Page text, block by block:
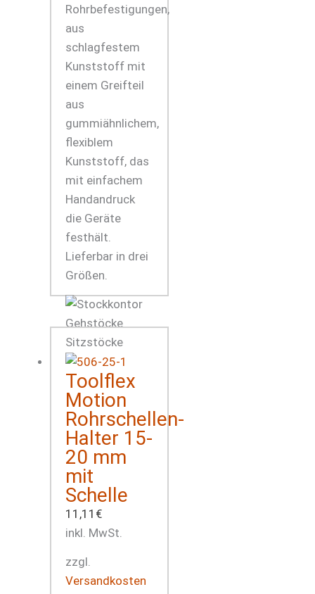
Rohrbefestigungen,
aus
schlagfestem
Kunststoff mit
einem Greifteil
aus
gummiähnlichem,
flexiblem
Kunststoff, das
mit einfachem
Handandruck
die Geräte
festhält.
Lieferbar in drei
Größen.
Toolflex
Motion
Rohrschellen-
Halter 15-
20 mm
mit
Schelle
11,11 €
inkl. MwSt.
zzgl.
Versandkosten